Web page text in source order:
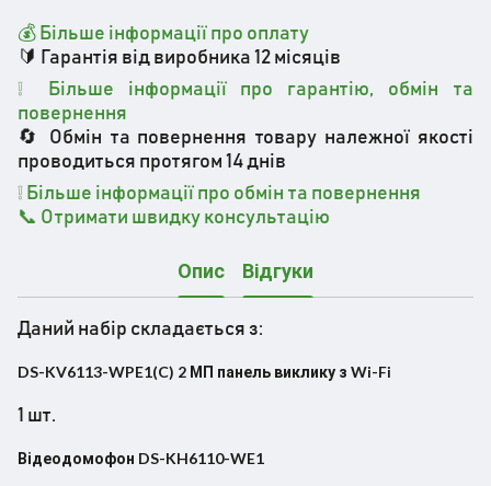
💰 Більше інформації про оплату
🔰 Гарантія від виробника 12 місяців
❕ Більше інформації про гарантію, обмін та
повернення
🔄 Обмін та повернення товару належної якості
проводиться протягом 14 днів
❕ Більше інформації про обмін та повернення
📞 Отримати швидку консультацію
Опис Відгуки
Даний набір складається з:
DS-KV6113-WPE1(C) 2 МП панель виклику з Wi-Fi
1 шт.
Відеодомофон DS-KH6110-WE1